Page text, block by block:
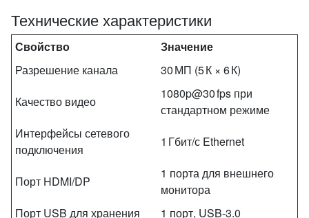
Технические характеристики
Свойство
Значение
Разрешение канала
30 МП (5 К × 6 К)
Качество видео
1080p@30 fps при
стандартном режиме
Интерфейсы сетевого
подключения
1 Гбит/с Ethernet
Порт HDMI/DP
1 порта для внешнего
монитора
Порт USB для хранения
1 порт, USB‑3.0